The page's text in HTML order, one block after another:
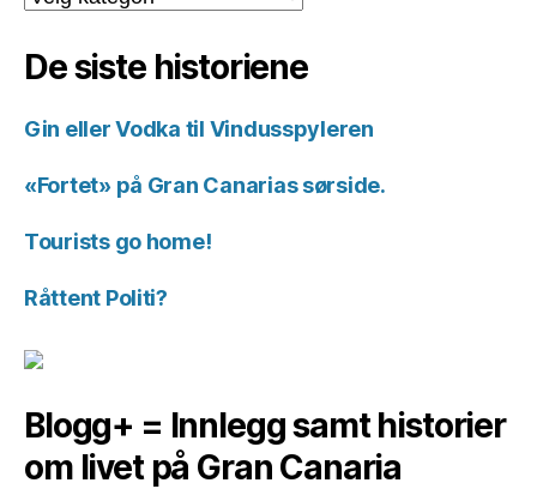
for
De siste historiene
Gin eller Vodka til Vindusspyleren
«Fortet» på Gran Canarias sørside.
Tourists go home!
Råttent Politi?
Blogg+ = Innlegg samt historier
om livet på Gran Canaria